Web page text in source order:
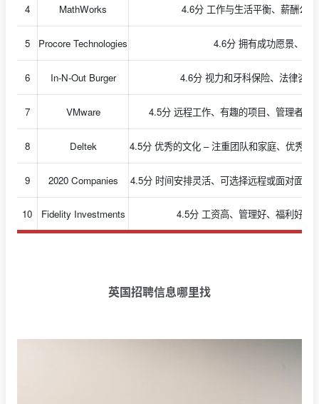
4 MathWorks 4.6分 工作与生活平衡、薪酬公
5 Procore Technologies 4.6分 拥有成功愿景、重
6 In-N-Out Burger 4.6分 视力和牙科保险、法律咨
7 VMware 4.5分 远程工作、有趣的项目、管理者非
8 Deltek 4.5分 优秀的文化 – 注重团队和家庭、优秀的
9 2020 Companies 4.5分 时间安排灵活、可选择远程或面对面、
10 Fidelity Investments 4.5分 工资高、管理好、福利好、
英国招聘信息哪里找